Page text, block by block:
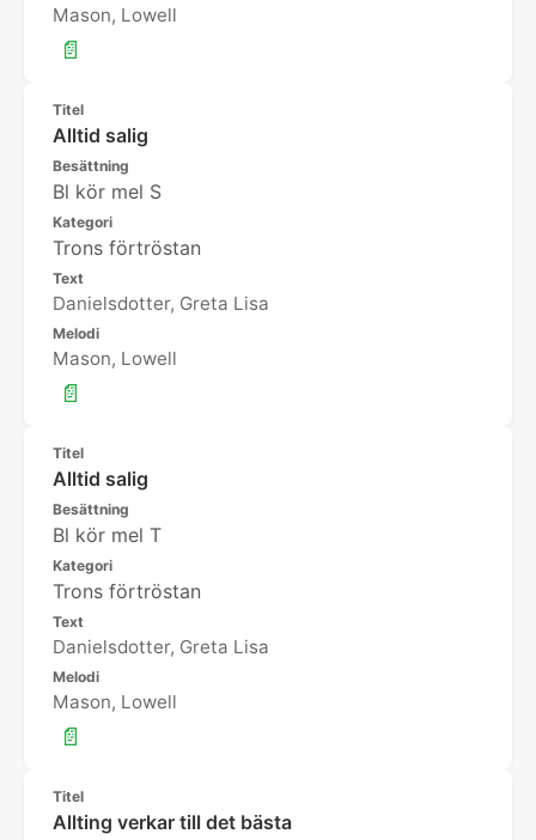
Mason, Lowell
📄
Titel
Alltid salig
Besättning
Bl kör mel S
Kategori
Trons förtröstan
Text
Danielsdotter, Greta Lisa
Melodi
Mason, Lowell
📄
Titel
Alltid salig
Besättning
Bl kör mel T
Kategori
Trons förtröstan
Text
Danielsdotter, Greta Lisa
Melodi
Mason, Lowell
📄
Titel
Allting verkar till det bästa